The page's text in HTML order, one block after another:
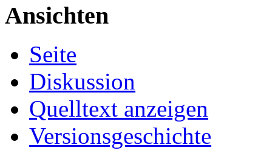
Ansichten
Seite
Diskussion
Quelltext anzeigen
Versionsgeschichte